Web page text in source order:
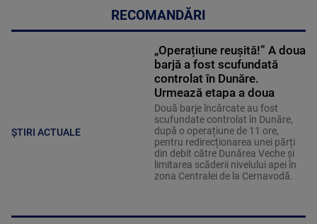
RECOMANDĂRI
ȘTIRI ACTUALE
„Operațiune reușită!” A doua
barjă a fost scufundată
controlat în Dunăre.
Urmează etapa a doua
Două barje încărcate au fost
scufundate controlat în Dunăre,
după o operațiune de 11 ore,
pentru redirecționarea unei părți
din debit către Dunărea Veche și
limitarea scăderii nivelului apei în
zona Centralei de la Cernavodă.